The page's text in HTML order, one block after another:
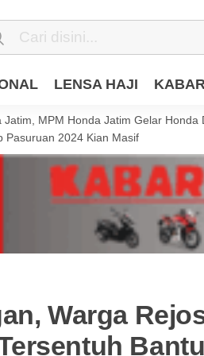
LENSA HAJI
MPM Honda Jatim Gelar Honda
Pasuruan 2024 Kian Masif
Warga